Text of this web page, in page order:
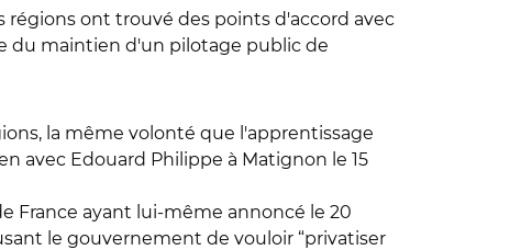
régions ont trouvé des points d'accord avec
du maintien d'un pilotage public de
la même volonté que l'apprentissage
avec Edouard Philippe à Matignon le 15
France ayant lui-même annoncé le 20
le gouvernement de vouloir “privatiser